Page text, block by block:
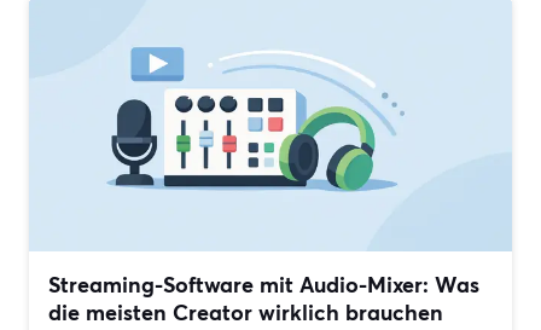
Streaming-Software mit Audio-Mixer: Was
die meisten Creator wirklich brauchen